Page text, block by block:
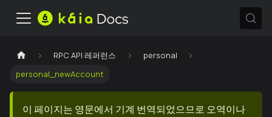
RPC API 레퍼런스
personal
personal_newAccount
이 페이지는 영문에서 기계 번역되었으므로 오역이나